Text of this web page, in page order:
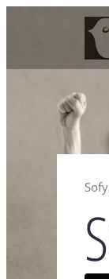
Agencja Reklamowa Zielona Góra